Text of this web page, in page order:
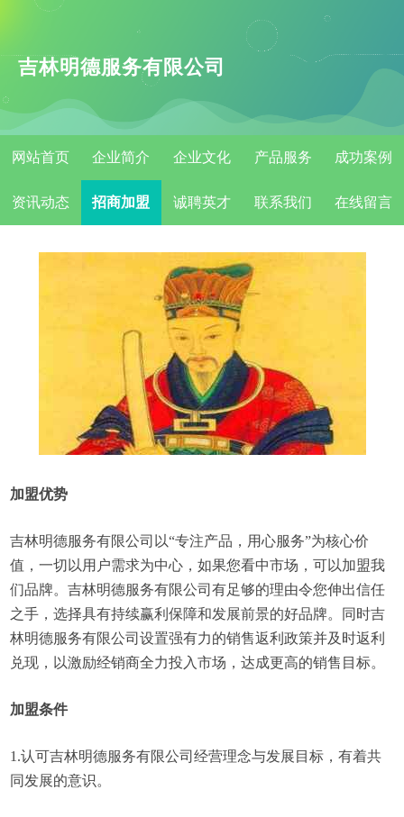
吉林明德服务有限公司
网站首页 企业简介 企业文化 产品服务 成功案例
资讯动态 招商加盟 诚聘英才 联系我们 在线留言
加盟优势
吉林明德服务有限公司以“专注产品，用心服务”为核心价
值，一切以用户需求为中心，如果您看中市场，可以加盟我
们品牌。吉林明德服务有限公司有足够的理由令您伸出信任
之手，选择具有持续赢利保障和发展前景的好品牌。同时吉
林明德服务有限公司设置强有力的销售返利政策并及时返利
兑现，以激励经销商全力投入市场，达成更高的销售目标。
加盟条件
1.认可吉林明德服务有限公司经营理念与发展目标，有着共
同发展的意识。